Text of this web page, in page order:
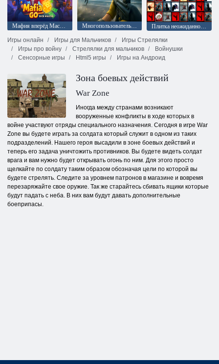
Многопользовательский шутер от первого лица Военный бой
Плитка неожиданностей
Игры онлайн
Игры для Мальчиков
Игры Стрелялки
Игры про войну
Стрелялки для мальчиков
Войнушки
Сенсорные игры
Html5 игры Игры на Андроид
Зона боевых действий
War Zone
Иногда между странами возникают
вооруженные конфликты в ходе которых в
войне участвуют отряды специального назначения. Сегодня в игре War
Zone вы будете играть за солдата который служит в одном из таких
подразделений. Нашего героя высадили в зоне боевых действий и
теперь его задача уничтожить противников. Вы будете видеть солдат
врага и вам нужно будет открывать огонь по ним. Для этого просто
щелкайте по солдату таким образом обозначая цели по которой вы
будете стрелять. Следите за уровнем патронов в магазине и вовремя
перезаряжайте свое оружие. Так же старайтесь сбивать ящики которые
будут падать с неба. В них вам будут давать дополнительные
боеприпасы.